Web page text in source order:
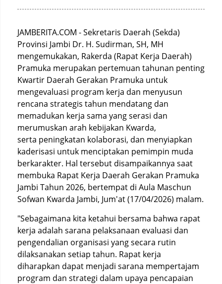
JAMBERITA.COM - Sekretaris Daerah (Sekda)
Provinsi Jambi Dr. H. Sudirman, SH, MH
mengemukakan, Rakerda (Rapat Kerja Daerah)
Pramuka merupakan pertemuan tahunan penting
Kwartir Daerah Gerakan Pramuka untuk
mengevaluasi program kerja dan menyusun
rencana strategis tahun mendatang dan
memadukan kerja sama yang serasi dan
merumuskan arah kebijakan Kwarda,
serta peningkatan kolaborasi, dan menyiapkan
kaderisasi untuk menciptakan pemimpin muda
berkarakter. Hal tersebut disampaikannya saat
membuka Rapat Kerja Daerah Gerakan Pramuka
Jambi Tahun 2026, bertempat di Aula Maschun
Sofwan Kwarda Jambi, Jum'at (17/04/2026) malam.
"Sebagaimana kita ketahui bersama bahwa rapat
kerja adalah sarana pelaksanaan evaluasi dan
pengendalian organisasi yang secara rutin
dilaksanakan setiap tahun. Rapat kerja
diharapkan dapat menjadi sarana mempertajam
program dan strategi dalam upaya pencapaian